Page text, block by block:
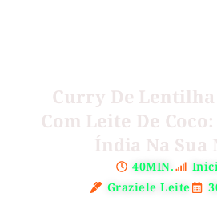
Curry De
Com Leite De
Índia Na Sua
40MIN.
Graziele Leite